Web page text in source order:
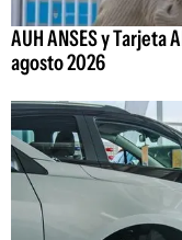
AUH ANSES y
agosto 2026